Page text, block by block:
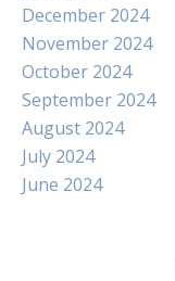
December 2024
November 2024
October 2024
September 2024
August 2024
July 2024
June 2024